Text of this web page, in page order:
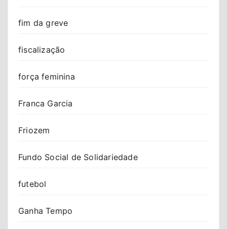
fim da greve
fiscalização
força feminina
Franca Garcia
Friozem
Fundo Social de Solidariedade
futebol
Ganha Tempo